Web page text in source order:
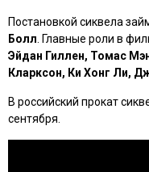
Постановкой сиквела
Болл . Главные роли в
Эйдан Гиллен, Томас
Кларксон, Ки Хонг Ли,
В российский прокат
сентября.